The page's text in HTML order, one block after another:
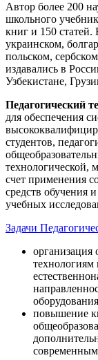
Автор более 200
школьного
книг и 150 статей.
украинском,
польском,
издавались в
Узбекистане,
Педагогический
для обеспечения
студентов,
технологической,
счет применения
средств обучения
учебных
Задачи
организация
технологиям
повышение
современным